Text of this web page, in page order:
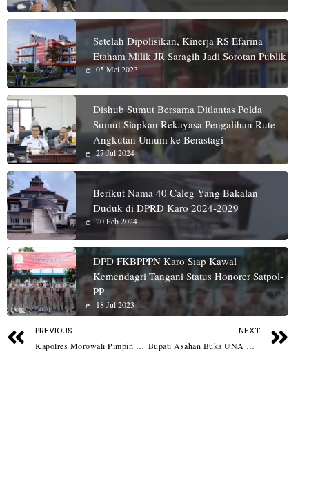
Setelah Dipolisikan, Kinerja RS Efarina
Etaham Milik JR Saragih Jadi Sorotan Publik
05 Mei 2023
Dishub Sumut Bersama Ditlantas Polda
Sumut Siapkan Rekayasa Pengalihan Rute
Angkutan Umum ke Berastagi
27 Jul 2024
Berikut Nama 40 Caleg Yang Bakalan
Duduk di DPRD Karo 2024-2029
20 Feb 2024
DPD FKBPPPN Karo Siap Kawal
Kemendagri Tangani Status Honorer Satpol-
PP
18 Jul 2023
PREVIOUS
Kapolres Morowali Pimpin Upacara Sertijab Pejabat Utama dan Kapolsek Jajaran
NEXT
Bupati Asahan Buka UNA Marching Band Competition